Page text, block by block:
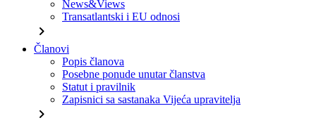
News&Views
Transatlantski i EU odnosi
chevron_right
Članovi
Popis članova
Posebne ponude unutar članstva
Statut i pravilnik
Zapisnici sa sastanaka Vijeća upravitelja
chevron_right